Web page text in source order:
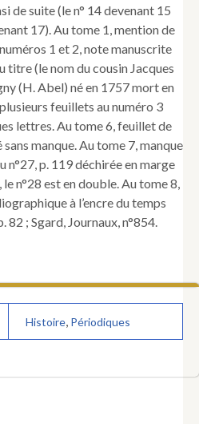
de suite (le n° 14 devenant 15
17). Au tome 1, mention de
1 et 2, note manuscrite
titre (le nom du cousin Jacques
(H. Abel) né en 1757 mort en
feuillets au numéro 3
lettres. Au tome 6, feuillet de
manque. Au tome 7, manque
n°27, p. 119 déchirée en marge
n°28 est en double. Au tome 8,
à l’encre du temps
82 ; Sgard, Journaux, n°854.
Histoire, Périodiques